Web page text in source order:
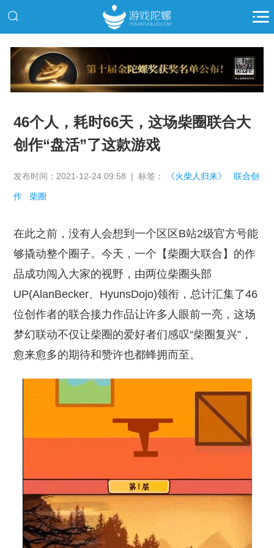
推广
46个人，耗时66天，这场柴圈联合大
创作“盘活”了这款游戏
发布时间：2021-12-24 09:58 | 标签： 《火柴人归来》 联合创
作 柴圈
在此之前，没有人会想到一个区区B站2级官方号能
够撬动整个圈子。今天，一个【柴圈大联合】的作
品成功闯入大家的视野，由两位柴圈头部
UP(AlanBecker、HyunsDojo)领衔，总计汇集了46
位创作者的联合接力作品让许多人眼前一亮，这场
梦幻联动不仅让柴圈的爱好者们感叹“柴圈复兴”，
愈来愈多的期待和赞许也都蜂拥而至。